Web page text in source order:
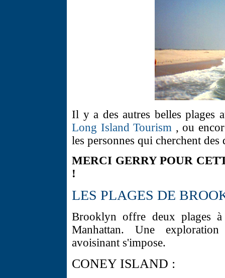
Il y a des autres belles plages
Long Island Tourism , ou
les personnes qui cherchent des
MERCI GERRY POUR
!
LES PLAGES DE
Brooklyn offre deux plages
Manhattan. Une
avoisinant s'impose.
CONEY ISLAND :